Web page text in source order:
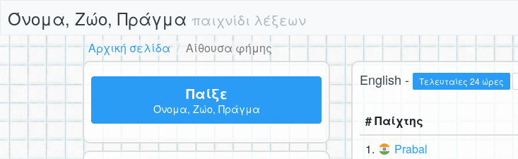
Όνομα, Ζώο, Πράγμα παιχνίδι λέξεων
Αρχική σελίδα
Αίθουσα φήμης
English - Τελευταίες 24 ώρες
# Παίχτης
1.
Prabal
Παίξε
Όνομα, Ζώο, Πράγμα